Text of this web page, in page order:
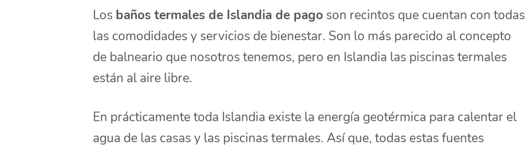
Los baños termales de Islandia de pago son recintos que cuentan con todas
las comodidades y servicios de bienestar. Son lo más parecido al concepto
de balneario que nosotros tenemos, pero en Islandia las piscinas termales
están al aire libre.
En prácticamente toda Islandia existe la energía geotérmica para calentar el
agua de las casas y las piscinas termales. Así que, todas estas fuentes